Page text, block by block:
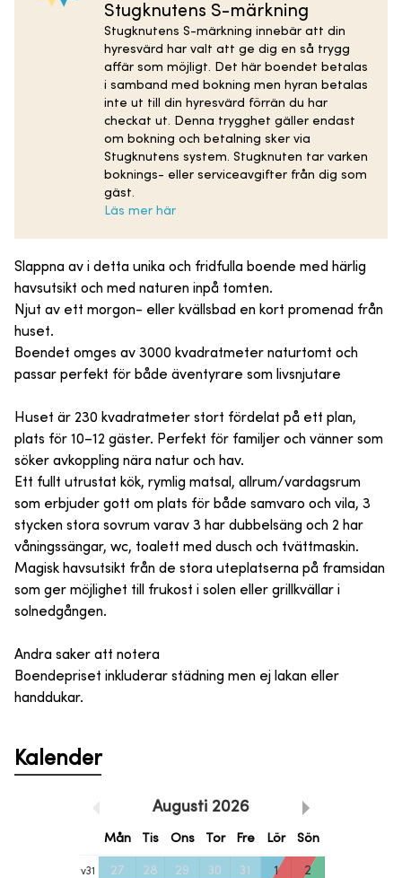
Stugknutens S-märkning
Stugknutens S-märkning innebär att din
hyresvärd har valt att ge dig en så trygg
affär som möjligt. Det här boendet betalas
i samband med bokning men hyran betalas
inte ut till din hyresvärd förrän du har
checkat ut. Denna trygghet gäller endast
om bokning och betalning sker via
Stugknutens system. Stugknuten tar varken
boknings- eller serviceavgifter från dig som
gäst.
Läs mer här
Slappna av i detta unika och fridfulla boende med härlig
havsutsikt och med naturen inpå tomten.
Njut av ett morgon- eller kvällsbad en kort promenad från
huset.
Boendet omges av 3000 kvadratmeter naturtomt och
passar perfekt för både äventyrare som livsnjutare
Huset är 230 kvadratmeter stort fördelat på ett plan,
plats för 10–12 gäster. Perfekt för familjer och vänner som
söker avkoppling nära natur och hav.
Ett fullt utrustat kök, rymlig matsal, allrum/vardagsrum
som erbjuder gott om plats för både samvaro och vila, 3
stycken stora sovrum varav 3 har dubbelsäng och 2 har
våningssängar, wc, toalett med dusch och tvättmaskin.
Magisk havsutsikt från de stora uteplatserna på framsidan
som ger möjlighet till frukost i solen eller grillkvällar i
solnedgången.
Andra saker att notera
Boendepriset inkluderar städning men ej lakan eller
handdukar.
Kalender
Augusti 2026
Mån Tis Ons Tor Fre Lör Sön
v31 27 28 29 30 31 1 2